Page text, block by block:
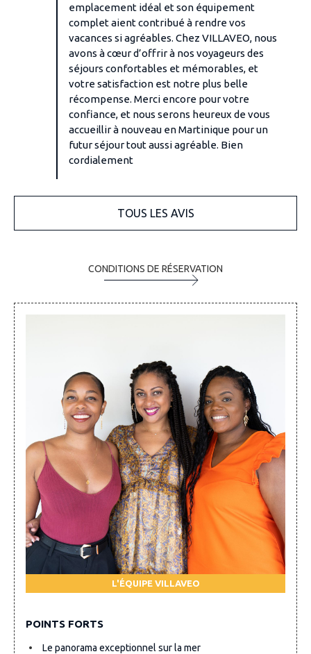
emplacement idéal et son équipement
complet aient contribué à rendre vos
vacances si agréables. Chez VILLAVEO, nous
avons à cœur d’offrir à nos voyageurs des
séjours confortables et mémorables, et
votre satisfaction est notre plus belle
récompense. Merci encore pour votre
confiance, et nous serons heureux de vous
accueillir à nouveau en Martinique pour un
futur séjour tout aussi agréable. Bien
cordialement
TOUS LES AVIS
CONDITIONS DE RÉSERVATION
L'ÉQUIPE VILLAVEO
POINTS FORTS
Le panorama exceptionnel sur la mer